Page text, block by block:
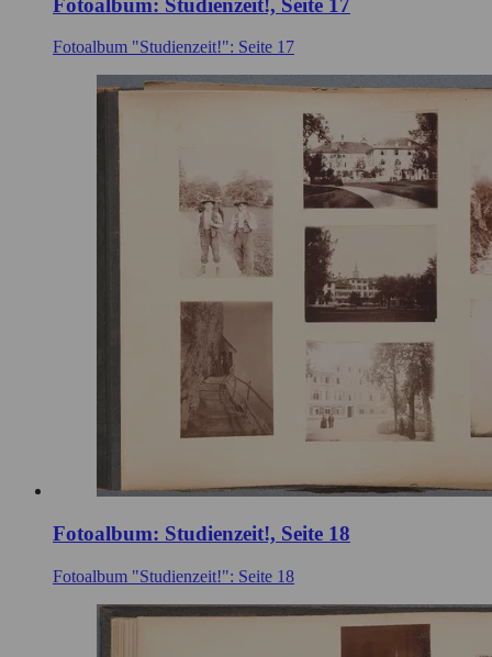
Fotoalbum "Studienzeit!": Seite 17
Fotoalbum: Studienzeit!, Seite 18
Fotoalbum "Studienzeit!": Seite 18